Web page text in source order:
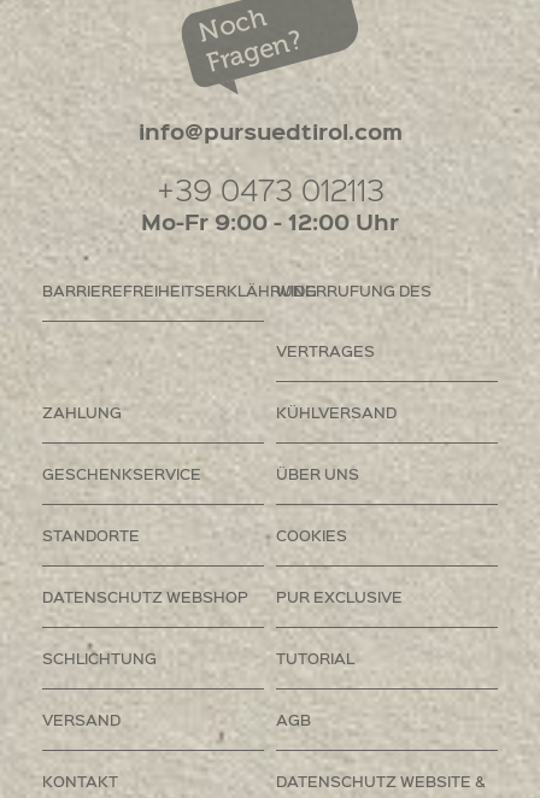
Noch
Fragen?
info@pursuedtirol.com
+39 0473 012113
Mo-Fr 9:00 - 12:00 Uhr
BARRIEREFREIHEITSERKLÄHRUNGWIDERRUFUNG DES
VERTRAGES
ZAHLUNG KÜHLVERSAND
GESCHENKSERVICE ÜBER UNS
STANDORTE COOKIES
DATENSCHUTZ WEBSHOP PUR EXCLUSIVE
SCHLICHTUNG TUTORIAL
VERSAND AGB
KONTAKT DATENSCHUTZ WEBSITE &